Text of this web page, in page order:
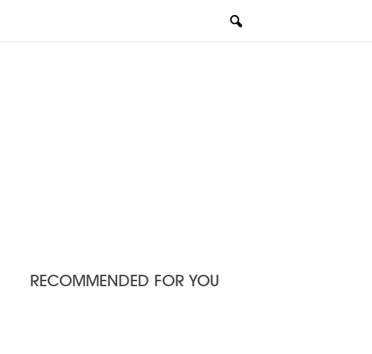
RECOMMENDED FOR YOU